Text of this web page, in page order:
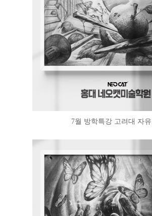
7월 방학특강 고려대 자유..